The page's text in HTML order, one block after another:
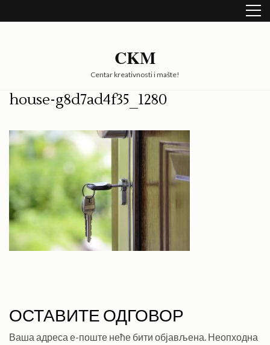
to
CKM
Centar kreativnosti i mašte!
house-g8d7ad4f35_1280
ОСТАВИТЕ ОДГОВОР
Ваша адреса е-поште неће бити објављена. Неопходна